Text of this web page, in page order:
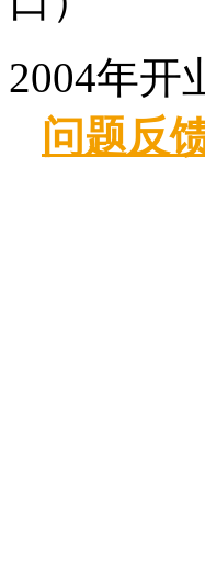
2004年开
问题反